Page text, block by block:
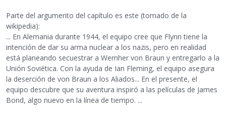
Parte del argumento del capítulo es este (tomado de la
wikipedia):
... En Alemania durante 1944, el equipo cree que Flynn tiene la
intención de dar su arma nuclear a los nazis, pero en realidad
está planeando secuestrar a Wernher von Braun y entregarlo a la
Unión Soviética. Con la ayuda de Ian Fleming, el equipo asegura
la deserción de von Braun a los Aliados... En el presente, el
equipo descubre que su aventura inspiró a las películas de James
Bond, algo nuevo en la línea de tiempo. ...